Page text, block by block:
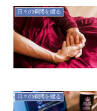
日々の瞬間を綴る
日々の瞬間を綴る